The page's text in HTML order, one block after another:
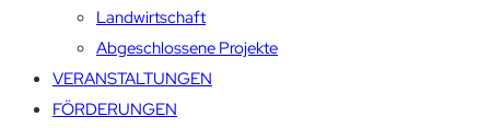
Landwirtschaft
Abgeschlossene Projekte
VERANSTALTUNGEN
FÖRDERUNGEN